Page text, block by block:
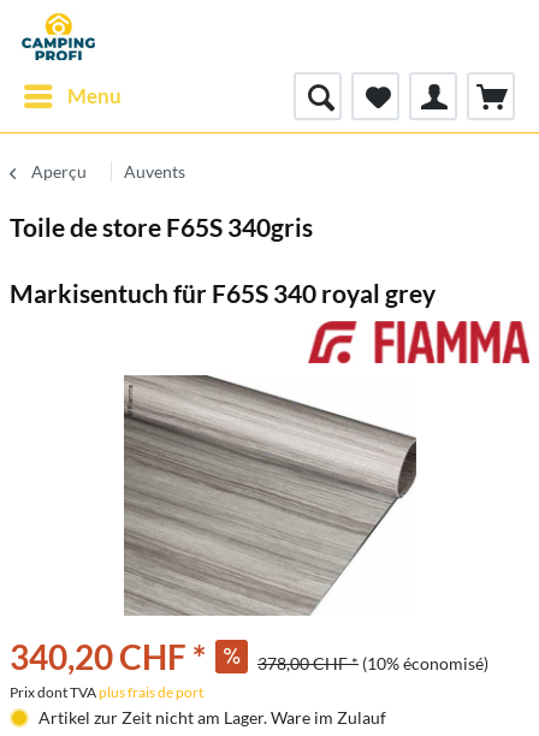
Menu
Aperçu Auvents
Toile de store F65S 340gris
Markisentuch für F65S 340 royal grey
340,20 CHF * 378,00 CHF * (10% économisé)
Prix dont TVAplus frais de port
Artikel zur Zeit nicht am Lager. Ware im Zulauf